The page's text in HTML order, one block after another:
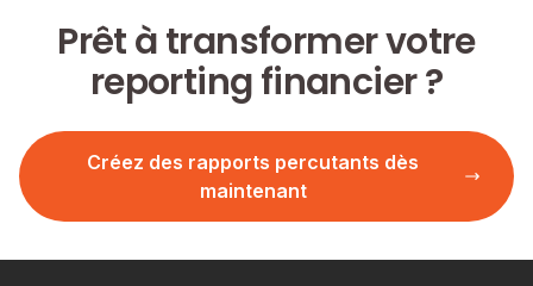
Prêt à transformer votre
reporting financier ?
Créez des rapports percutants dès
maintenant